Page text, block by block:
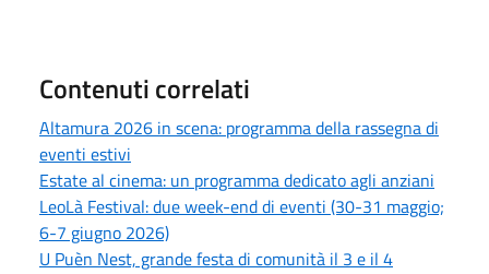
Contenuti correlati
Altamura 2026 in scena: programma della rassegna di
eventi estivi
Estate al cinema: un programma dedicato agli anziani
LeoLà Festival: due week-end di eventi (30-31 maggio;
6-7 giugno 2026)
U Puèn Nest, grande festa di comunità il 3 e il 4